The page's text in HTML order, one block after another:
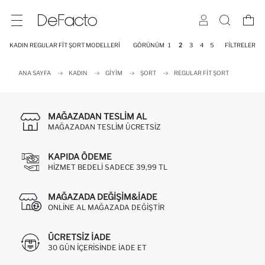
KADIN REGULAR FIT ŞORT MODELLERI GÖRÜNÜM 1 2 3 4 5 FILTRELER
ANA SAYFA KADIN GIYIM ŞORT REGULAR FIT ŞORT
MAĞAZADAN TESLIM AL
MAĞAZADAN TESLIM ÜCRETSIZ
KAPIDA ÖDEME
HIZMET BEDELI SADECE 39,99 TL
MAĞAZADA DEĞIŞIM&İADE
ONLINE AL MAĞAZADA DEĞIŞTIR
ÜCRETSIZ IADE
30 GÜN IÇERISINDE IADE ET